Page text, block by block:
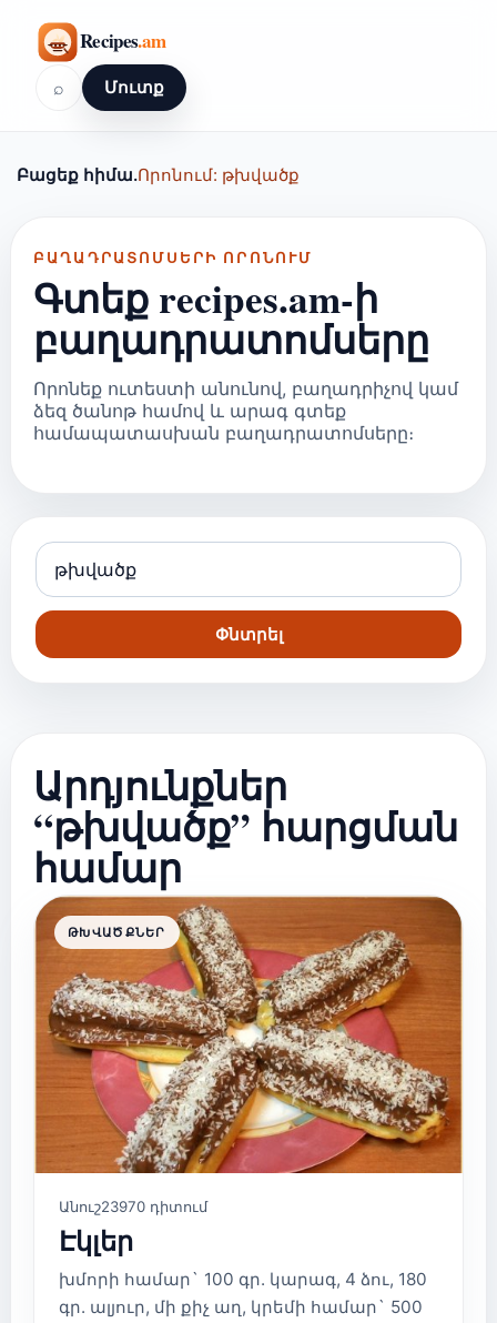
⌕ Մուտք
Բացեք հիմա.Որոնում: թխվածք
ԲԱՂԱԴՐԱՏՈՄՍԵՐԻ ՈՐՈՆՈՒՄ
Գտեք recipes.am-ի
բաղադրատոմսերը
Որոնեք ուտեստի անունով, բաղադրիչով կամ
ձեզ ծանոթ համով և արագ գտեք
համապատասխան բաղադրատոմսերը։
Փնտրել
Արդյունքներ
“թխվածք” հարցման
համար
ԹԽՎԱԾՔՆԵՐ
Անուշ23970 դիտում
Էկլեր
խմորի համար` 100 գր. կարագ, 4 ձու, 180
գր. ալյուր, մի քիչ աղ, կրեմի համար` 500